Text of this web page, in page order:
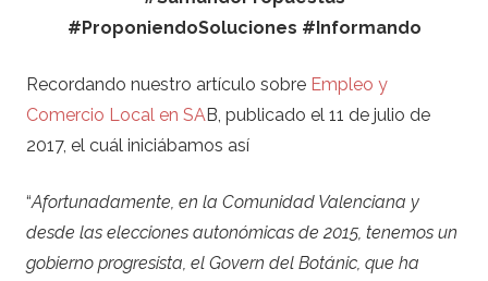
#ProponiendoSoluciones #Informando
Recordando nuestro artículo sobre Empleo y
Comercio Local en SAB, publicado el 11 de julio de
2017, el cuál iniciábamos así
“Afortunadamente, en la Comunidad Valenciana y
desde las elecciones autonómicas de 2015, tenemos un
gobierno progresista, el Govern del Botánic, que ha